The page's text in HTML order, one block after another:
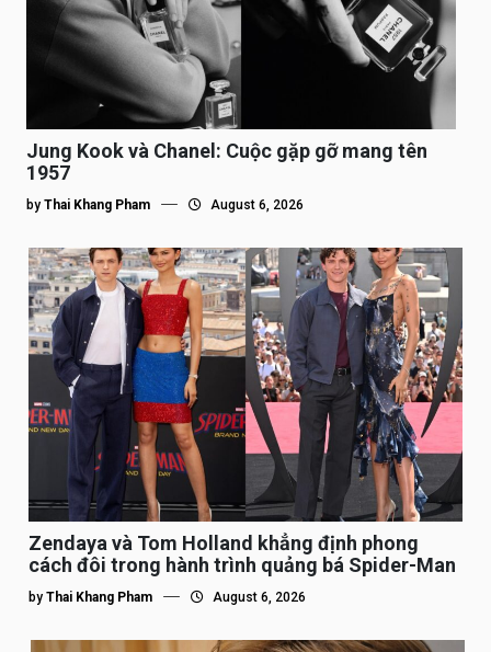
Jung Kook và Chanel: Cuộc gặp gỡ mang tên
1957
by Thai Khang Pham August 6, 2026
Zendaya và Tom Holland khẳng định phong
cách đôi trong hành trình quảng bá Spider-Man
by Thai Khang Pham August 6, 2026